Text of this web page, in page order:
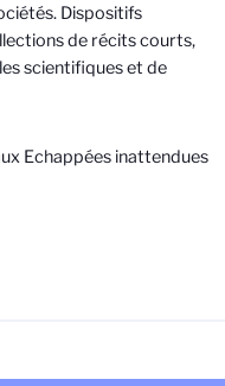
Dispositifs
de récits courts,
scientifiques et de
Echappées inattendues